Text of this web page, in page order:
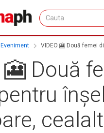
Eveniment VIDEO 🎦 Două femei
🎦 Două